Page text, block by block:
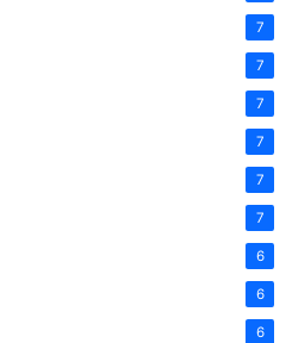
7
7
7
7
7
7
6
6
6